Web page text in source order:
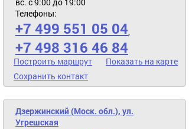
Телефоны:
+7 499 551 05 04,
+7 498 316 46 84
Построить маршрут
Показать на карте
Сохранить контакт
Дзержинский (Моск. обл.), ул.
Угрешская